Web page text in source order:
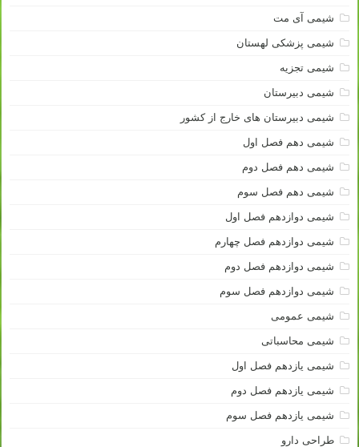
شیمی آی مت
شیمی پزشکی لهستان
شیمی تجزیه
شیمی دبیرستان
شیمی دبیرستان های خارج از کشور
شیمی دهم فصل اول
شیمی دهم فصل دوم
شیمی دهم فصل سوم
شیمی دوازدهم فصل اول
شیمی دوازدهم فصل چهارم
شیمی دوازدهم فصل دوم
شیمی دوازدهم فصل سوم
شیمی عمومی
شیمی محاسباتی
شیمی یازدهم فصل اول
شیمی یازدهم فصل دوم
شیمی یازدهم فصل سوم
طراحی دارو